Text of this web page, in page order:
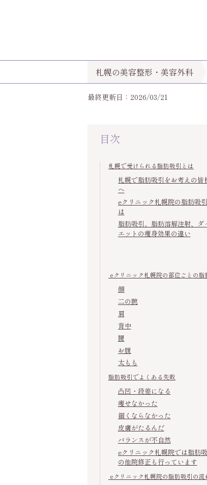
札幌の美容整形・美容外科
最終更新日：2026/03/21
目次
札幌で受けられる脂肪吸引とは
札幌で脂肪吸引をお考えの皆
へ
eクリニック札幌院の脂肪吸
は
脂肪吸引、脂肪溶解注射、ダ
エットの痩身効果の違い
eクリニック札幌院の部位ごとの脂
顔
二の腕
肩
背中
腰
お腹
太もも
脂肪吸引でよくある失敗
凸凹・段差になる
痩せなかった
細くならなかった
皮膚がたるんだ
バランスが不自然
eクリニック札幌院では脂肪
の他院修正も行っています
eクリニック札幌院の脂肪吸引の流